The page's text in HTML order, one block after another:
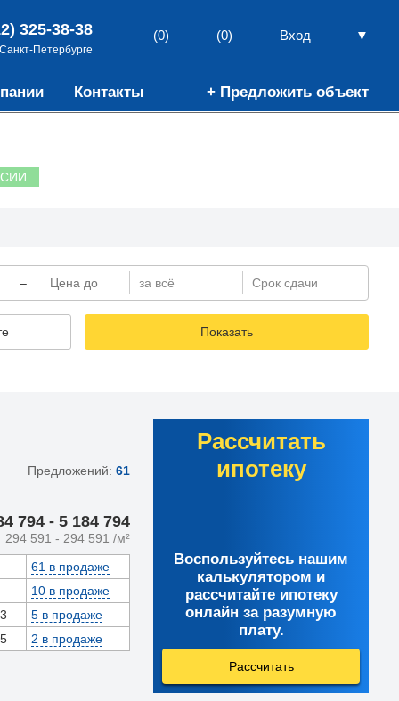
▼
Вход
(0)
(0)
325-38-38
Петербурге
+ Предложить объект
Контакты
–
Показать
Предложений: 61
794- 5 184 794
294 591- 294 591/м²
61 в продаже
10 в продаже
5 в продаже
2 в продаже
Рассчитать
ипотеку
Воспользуйтесь нашим
калькулятором и
рассчитайте ипотеку
онлайн за разумную
плату.
Рассчитать